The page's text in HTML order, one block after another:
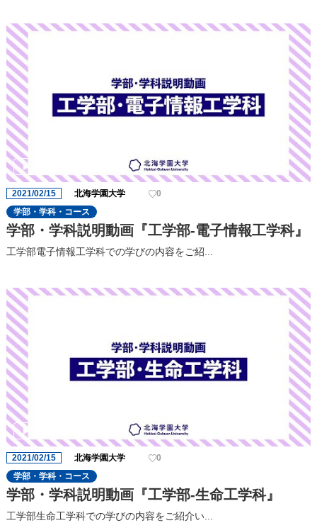
2021/02/15 北海学園大学
0
学部・学科・コース
学部・学科説明動画『工学部-電子情報工学科』
工学部電子情報工学科での学びの内容をご紹...
2021/02/15 北海学園大学
0
学部・学科・コース
学部・学科説明動画『工学部-生命工学科』
工学部生命工学科での学びの内容をご紹介い...